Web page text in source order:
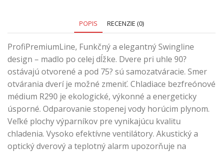
POPIS RECENZIE (0)
ProfiPremiumLine, Funkčný a elegantný Swingline
design – madlo po celej dĺžke. Dvere pri uhle 90?
ostávajú otvorené a pod 75? sú samozatváracie. Smer
otvárania dverí je možné zmeniť. Chladiace bezfreónové
médium R290 je ekologické, výkonné a energeticky
úsporné. Odparovanie stopenej vody horúcim plynom.
Veľké plochy výparníkov pre vynikajúcu kvalitu
chladenia. Vysoko efektívne ventilátory. Akustický a
optický dverový a teplotný alarm upozorňuje na